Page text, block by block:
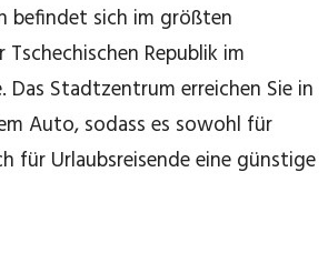
befindet sich im größten
Republik im
Stadtzentrum erreichen Sie in
Auto, sodass es sowohl für
für Urlaubsreisende eine günstige